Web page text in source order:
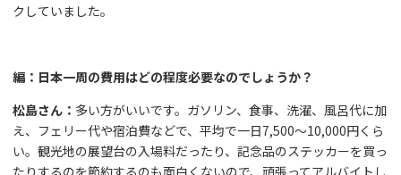
クしていました。
編：日本一周の費用はどの程度必要なのでしょうか？
松島さん： 多い方がいいです。ガソリン、食事、洗濯、風呂代に加
え、フェリー代や宿泊費などで、平均で一日7,500～10,000円くら
い。観光地の展望台の入場料だったり、記念品のステッカーを買っ
たりするのを節約するのも面白くないので、頑張ってアルバイトし